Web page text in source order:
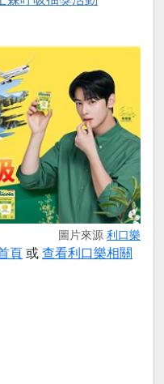
圖片來源 利口樂
頁 或 查看利口樂相關